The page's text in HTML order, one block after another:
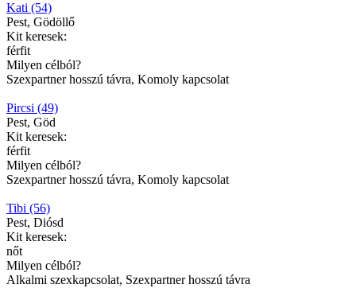
Kati (54)
Pest, Gödöllő
Kit keresek:
férfit
Milyen célból?
Szexpartner hosszú távra, Komoly kapcsolat
Pircsi (49)
Pest, Göd
Kit keresek:
férfit
Milyen célból?
Szexpartner hosszú távra, Komoly kapcsolat
Tibi (56)
Pest, Diósd
Kit keresek:
nőt
Milyen célból?
Alkalmi szexkapcsolat, Szexpartner hosszú távra